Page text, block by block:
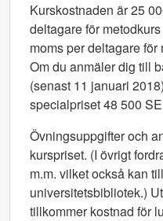
Kurskostnaden är 25
deltagare för
moms per deltagare för
Om du anmäler dig till
(senast 11 januari
specialpriset 48 500
Övningsuppgifter och
kurspriset. (I övrigt
m.m. vilket också kan
universitetsbibliotek.)
tillkommer kostnad för